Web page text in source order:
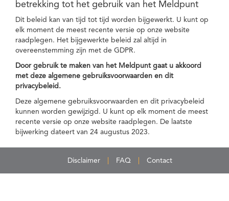
betrekking tot het gebruik van het Meldpunt
Dit beleid kan van tijd tot tijd worden bijgewerkt. U kunt op
elk moment de meest recente versie op onze website
raadplegen. Het bijgewerkte beleid zal altijd in
overeenstemming zijn met de GDPR.
Door gebruik te maken van het Meldpunt gaat u akkoord
met deze algemene gebruiksvoorwaarden en dit
privacybeleid.
Deze algemene gebruiksvoorwaarden en dit privacybeleid
kunnen worden gewijzigd. U kunt op elk moment de meest
recente versie op onze website raadplegen. De laatste
bijwerking dateert van 24 augustus 2023.
Disclaimer FAQ Contact